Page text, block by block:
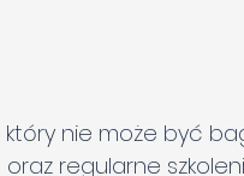
nie może być
regularne